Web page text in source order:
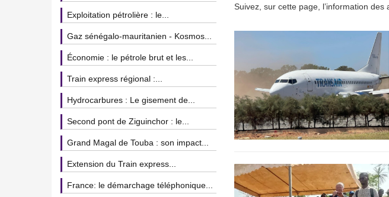
Suivez, sur cette page, l’information
Exploitation pétrolière : le...
Gaz sénégalo-mauritanien - Kosmos...
Économie : le pétrole brut et les...
Train express régional :...
Hydrocarbures : Le gisement de...
Second pont de Ziguinchor : le...
Grand Magal de Touba : son impact...
Extension du Train express...
France: le démarchage téléphonique...